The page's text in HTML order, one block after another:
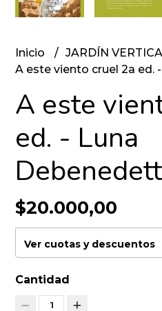
Inicio
JARDÍN
A este viento cruel 2a ed.
A este
ed. - Luna
$20.000,00
Ver cuotas y descuentos
Cantidad
1